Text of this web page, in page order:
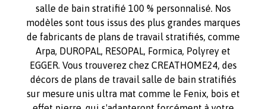
salle de bain stratifié 100 % personnalisé. Nos
modèles sont tous issus des plus grandes marques
de fabricants de plans de travail stratifiés, comme
Arpa, DUROPAL, RESOPAL, Formica, Polyrey et
EGGER. Vous trouverez chez CREATHOME24, des
décors de plans de travail salle de bain stratifiés
sur mesure unis ultra mat comme le Fenix, bois et